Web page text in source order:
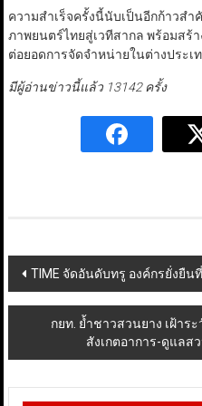
ความสำเร็จครั้งนี้นับเป็นอีกก้าวสำ
ภาพยนตร์ไทยสู่เวทีสากล พร้อมสร้
ต่อยอดการจัดจำหน่ายในต่างประเ
มีผู้อ่านข่าวนี้แล้ว 13142 ครั้ง
Post
navigation
TIME จัดอันดับทรู องค์กรยั่งยืน
กยท. ย้ำชาวสวนยาง เฝ้าร
สังเกตอาการ-ดูแลส